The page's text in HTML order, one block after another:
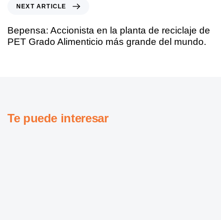
NEXT ARTICLE
Bepensa: Accionista en la planta de reciclaje de
PET Grado Alimenticio más grande del mundo.
Te puede interesar